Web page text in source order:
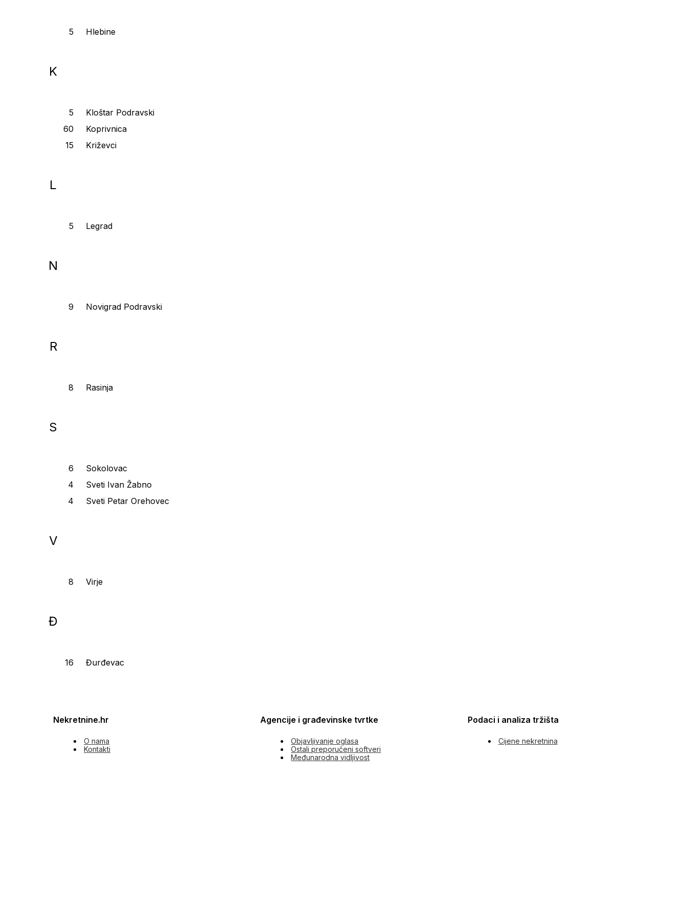
Hlebine
K
Kloštar Podravski
Koprivnica
Križevci
L
Legrad
N
Novigrad Podravski
R
Rasinja
S
Sokolovac
Sveti Ivan Žabno
Sveti Petar Orehovec
V
Virje
Đ
Đurđevac
Nekretnine.hr
O nama
Kontakti
Agencije i građevinske tvrtke
Objavljivanje oglasa
Ostali preporučeni softveri
Međunarodna vidljivost
Podaci i analiza tržišta
Cijene nekretnina